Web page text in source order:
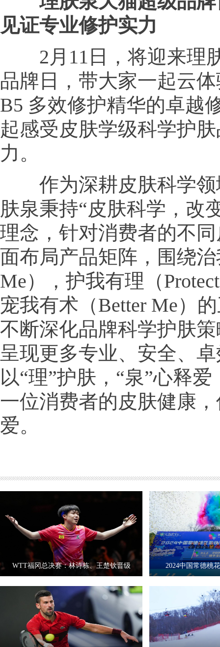
见证专业修护实力
2月11日，将迎来理
品牌日，带大家一起云
B5 多效修护精华的卓越
起感受皮肤学级科学护
力。
作为深耕皮肤科学领
肤泉秉持“皮肤科学，改
理念，针对消费者的不
面布局产品矩阵，围绕
Me），护我有理（
宠我有术（Better Me）
不断深化品牌科学护肤
呈现更多专业、安全、
以“理”护肤，“泉”心释
一位消费者的皮肤健康
爱。
WTT福冈总决赛：林诗栋、王楚钦晋级 2024中国常德桃